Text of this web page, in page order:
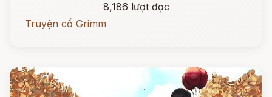
8,186 lượt đọc
Truyện cổ Grimm